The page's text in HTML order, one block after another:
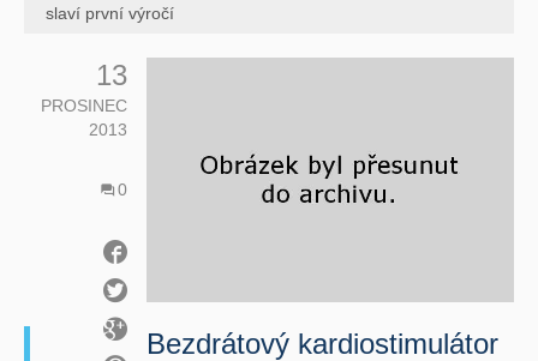
slaví první výročí
13
PROSINEC
2013
0
Bezdrátový kardiostimulátor